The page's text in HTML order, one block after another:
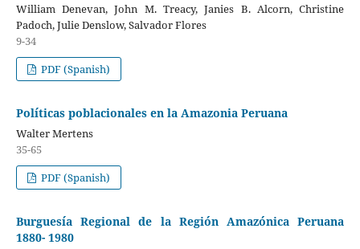
William Denevan, John M. Treacy, Janies B. Alcorn, Christine
Padoch, Julie Denslow, Salvador Flores
9-34
PDF (Spanish)
Políticas poblacionales en la Amazonia Peruana
Walter Mertens
35-65
PDF (Spanish)
Burguesía Regional de la Región Amazónica Peruana
1880- 1980